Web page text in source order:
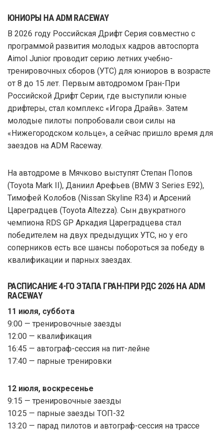
ЮНИОРЫ НА ADM RACEWAY
В 2026 году Российская Дрифт Серия совместно с
программой развития молодых кадров автоспорта
Aimol Junior проводит серию летних учебно-
тренировочных сборов (УТС) для юниоров в возрасте
от 8 до 15 лет. Первым автодромом Гран-При
Российской Дрифт Серии, где выступили юные
дрифтеры, стал комплекс «Игора Драйв». Затем
молодые пилоты попробовали свои силы на
«Нижегородском кольце», а сейчас пришло время для
заездов на ADM Raceway.
На автодроме в Мячково выступят Степан Попов
(Toyota Mark II), Даниил Арефьев (BMW 3 Series E92),
Тимофей Колобов (Nissan Skyline R34) и Арсений
Цареградцев (Toyota Altezza). Сын двукратного
чемпиона RDS GP Аркадия Цареградцева стал
победителем на двух предыдущих УТС, но у его
соперников есть все шансы побороться за победу в
квалификации и парных заездах.
РАСПИСАНИЕ 4-ГО ЭТАПА ГРАН-ПРИ РДС 2026 НА ADM
RACEWAY
11 июля, суббота
9:00 — тренировочные заезды
12:00 — квалификация
16:45 — автограф-сессия на пит-лейне
17:40 — парные тренировки
12 июля, воскресенье
9:15 — тренировочные заезды
10:25 — парные заезды ТОП-32
13:20 — парад пилотов и автограф-сессия на трассе